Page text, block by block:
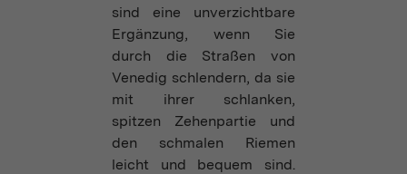
sind eine unverzichtbare
Ergänzung, wenn Sie
durch die Straßen von
Venedig schlendern, da sie
mit ihrer schlanken,
spitzen Zehenpartie und
den schmalen Riemen
leicht und bequem sind.